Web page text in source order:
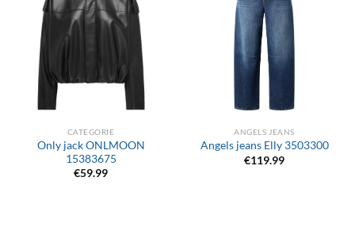
CATEGORIE
Only jack ONLMOON
15383675
€59.99
ANGELS JEANS
Angels jeans Elly 3503300
€119.99